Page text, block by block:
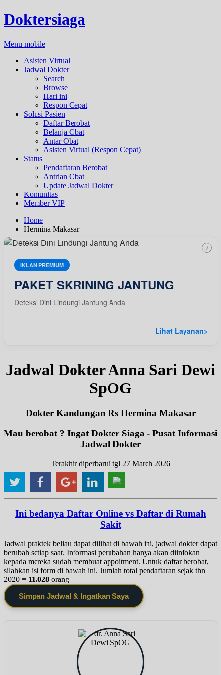
Doktersiaga
Menu mobile
Asisten Virtual
Jadwal Dokter
Search
Browse
Hari ini
Respon Cepat
Solusi Pasien
Daftar Berobat
Belanja Obat
Antar Obat
Asisten Virtual (Respon Cepat)
Status
Pendaftaran Berobat
Antrian Obat
Update Jadwal Dokter
Komunitas
Member VIP
Home
Hermina Makasar
IKLAN PREMIUM
PAKET SKRINING JANTUNG
Deteksi Dini Lindungi Jantung Anda
Lihat Layanan>
i
Jadwal Dokter Anna Sari Dewi
SpOG
Dokter Kandungan Rs Hermina Makasar
Mau berobat ? Ingat Dokter Siaga - Pusat Informasi
Jadwal Dokter
Terakhir diperbarui tgl 27 March 2026
Ini bedanya Daftar Online vs Daftar di Rumah
Sakit
Jadwal praktek beliau dapat dilihat di bawah ini, jadwal dokter dapat
berubah setiap saat. Informasi perubahan hanya akan diinfokan
kepada mereka sudah membuat appoitment. Untuk daftar berobat,
silahkan isi form di bawah ini. Jumlah total pendaftaran sejak thn
2020 = 11.028 orang
Simpan Jadwal & Ingatkan Saya